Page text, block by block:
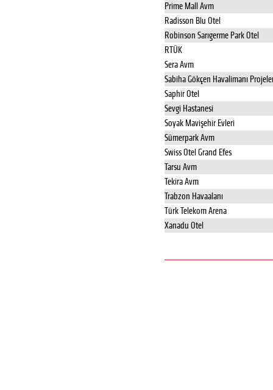
Prime Mall Avm
Radisson Blu Otel
Robinson Sarıgerme Park Otel
RTÜK
Sera Avm
Sabiha Gökçen Havalimanı
Saphir Otel
Sevgi Hastanesi
Soyak Mavişehir Evleri
Sümerpark Avm
Swiss Otel Grand Efes
Tarsu Avm
Tekira Avm
Trabzon Havaalanı
Türk Telekom Arena
Xanadu Otel